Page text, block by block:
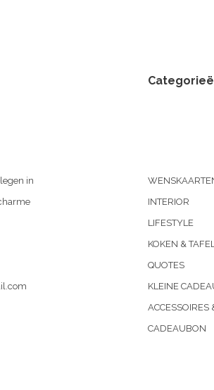
in
INTERIOR
LIFESTYLE
KOKEN &
QUOTES
KLEINE
ACCESSOIRES
CADEAUBON